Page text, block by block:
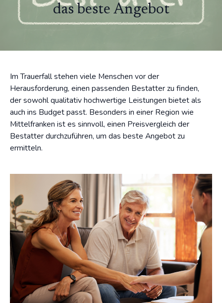
das beste Angebot
Im Trauerfall stehen viele Menschen vor der
Herausforderung, einen passenden Bestatter zu finden,
der sowohl qualitativ hochwertige Leistungen bietet als
auch ins Budget passt. Besonders in einer Region wie
Mittelfranken ist es sinnvoll, einen Preisvergleich der
Bestatter durchzuführen, um das beste Angebot zu
ermitteln.